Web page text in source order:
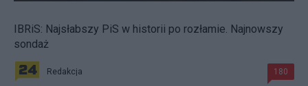
IBRiS: Najsłabszy PiS w historii po rozłamie. Najnowszy
sondaż
Redakcja 180